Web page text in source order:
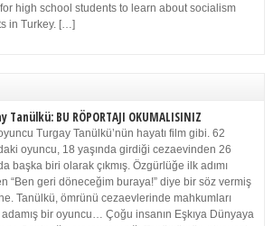
high school students to learn about socialism
in Turkey. […]
Tanülkü: BU RÖPORTAJI OKUMALISINIZ
Turgay Tanülkü’nün hayatı film gibi. 62
oyuncu, 18 yaşında girdiği cezaevinden 26
başka biri olarak çıkmış. Özgürlüğe ilk adımı
“Ben geri döneceğim buraya!” diye bir söz vermiş
Tanülkü, ömrünü cezaevlerinde mahkumları
bir oyuncu… Çoğu insanın Eşkıya Dünyaya